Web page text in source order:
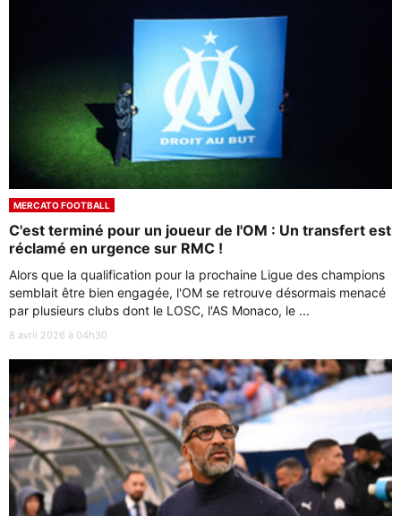
MERCATO FOOTBALL
C'est terminé pour un joueur de l'OM : Un transfert est
réclamé en urgence sur RMC !
Alors que la qualification pour la prochaine Ligue des champions
semblait être bien engagée, l'OM se retrouve désormais menacé
par plusieurs clubs dont le LOSC, l'AS Monaco, le ...
8 avril 2026 à 04h30